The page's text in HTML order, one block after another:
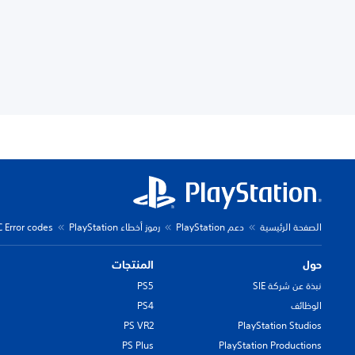
الصفحة الرئيسية دعم PlayStation رموز أخطاء PlayStation Error codes
حول
نبذة عن شركة SIE
الوظائف
PlayStation Studios
PlayStation Productions
المنتجات
PS5
PS4
PS VR2
PS Plus